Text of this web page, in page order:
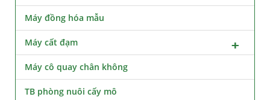
Máy đồng hóa mẫu
Máy cất đạm
Máy cô quay chân không
TB phòng nuôi cấy mô